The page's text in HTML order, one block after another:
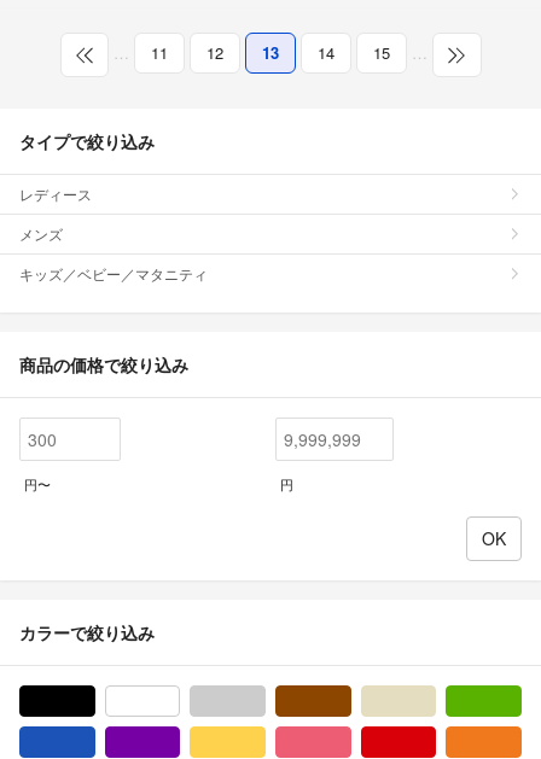
… 11 12 13 14 15 …
タイプで絞り込み
レディース
メンズ
キッズ／ベビー／マタニティ
商品の価格で絞り込み
円〜 円
カラーで絞り込み